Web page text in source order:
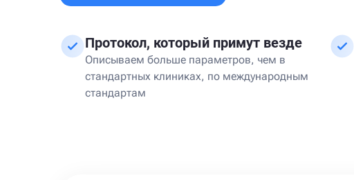
Протокол, который примут везде
Описываем больше параметров, чем в
стандартных клиниках, по международным
стандартам